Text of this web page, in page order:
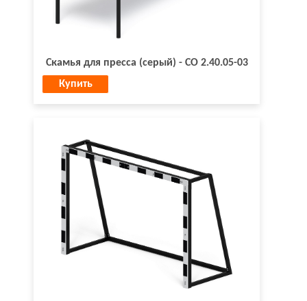
Скамья для пресса (серый) - СО 2.40.05-03
Купить